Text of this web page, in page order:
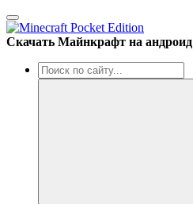
Скачать Майнкрафт на андроид